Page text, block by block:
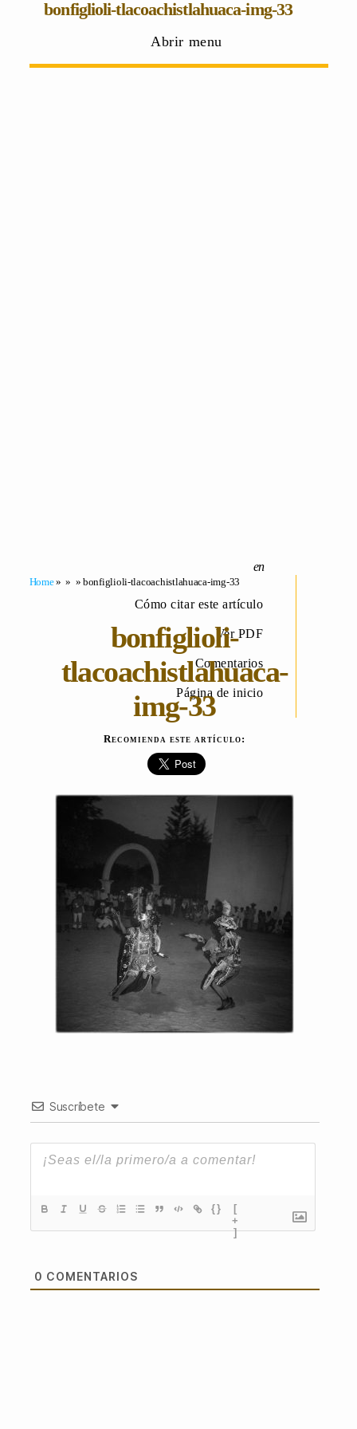
bonfiglioli-tlacoachistlahuaca-img-33
Abrir menu
Cómo citar este artículo
Ver PDF
Comentarios
Página de inicio
Home» » » bonfiglioli-tlacoachistlahuaca-img-33
bonfiglioli-
tlacoachistlahuaca-
img-33
Recomienda este artículo:
Suscríbete
{}
[
+
]
0 COMENTARIOS